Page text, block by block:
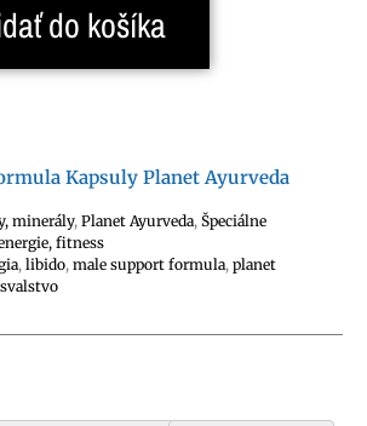
do košíka
Kapsuly Planet Ayurveda
minerály, Planet Ayurveda, Špeciálne
fitness
, libido, male support formula, planet
svalstvo